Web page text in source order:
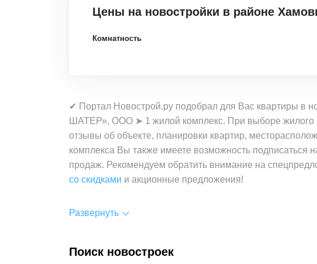
Цены на новостройки в районе
Комнатность
✔ Портал Новострой.ру подобрал для Вас квартиры в
ШАТЕР», OOO ➤ 1 жилой комплекс. При выборе жилого
отзывы об объекте, планировки квартир,
комплекса Вы также имеете возможность подписаться
продаж. Рекомендуем обратить внимание на
со скидками и акционные предложения!
Развернуть
Поиск новостроек